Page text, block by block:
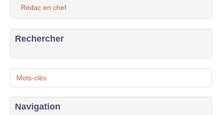
Rédac en chef
Rechercher
Mots-clés
Navigation